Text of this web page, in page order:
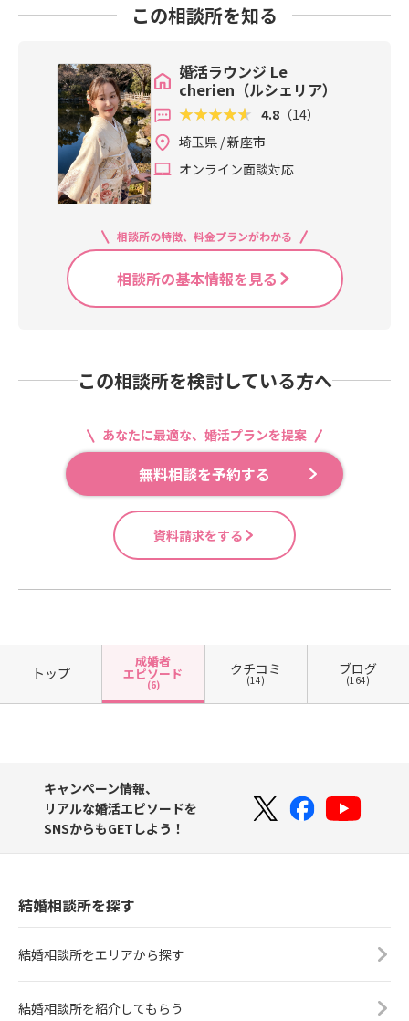
この相談所を知る
婚活ラウンジ Le
cherien（ルシェリア）
4.8 （14）
埼玉県 / 新座市
オンライン面談対応
相談所の特徴、料金プランがわかる
相談所の基本情報を見る
この相談所を検討している方へ
あなたに最適な、婚活プランを提案
無料相談を予約する
資料請求をする
トップ
成婚者
エピソード
(6)
クチコミ
(14)
ブログ
(164)
キャンペーン情報、
リアルな婚活エピソードを
SNSからもGETしよう！
結婚相談所を探す
結婚相談所をエリアから探す
結婚相談所を紹介してもらう